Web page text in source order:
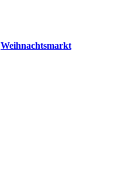
Weihnachtsmarkt